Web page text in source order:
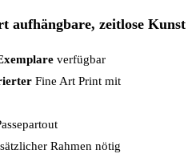
aufhängbare, zeitlose Kunst
verfügbar
Fine Art Print mit
Rahmen nötig